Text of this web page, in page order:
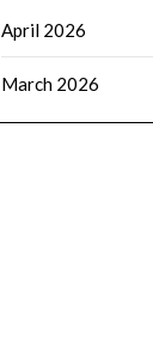
April 2026
March 2026